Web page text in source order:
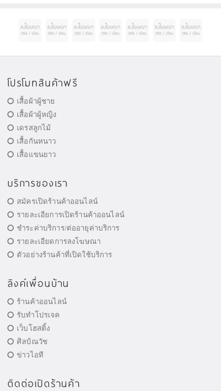
โปรโมทสินค้าฟรี
เสื้อผ้าผู้ชาย
เสื้อผ้าผู้หญิง
เดรสลูกไม้
เสื้อกันหนาว
เสื้อแขนยาว
บริการของเรา
สมัครเปิดร้านค้าออนไลน์
รายละเอียการเปิดร้านค้าออนไลน์
ชำระค่าบริการ/ต่ออายุค่าบริการ
รายละเอียดการลงโฆษณา
ตัวอย่างร้านค้าที่เปิดใช้บริการ
ลิงค์เพื่อนบ้าน
ร้านค้าออนไลน์
รับทำโปรเจค
เว็บโฮสติ้ง
ศิลป์ณวัช
ข่าวไอที
ติดต่อเปิดร้านค้า